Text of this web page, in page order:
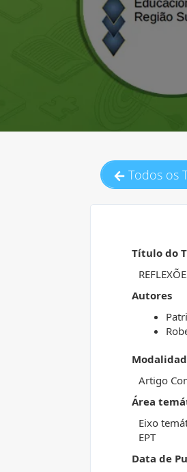
Todos os
Título do
Autores
Artigo
Área
Eixo
EPT
Data de